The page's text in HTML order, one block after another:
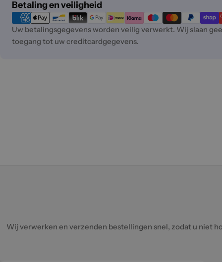
Betaling en veiligheid
Betaalmethoden
Uw betalingsgegevens worden veilig verwerkt. Wij slaan
toegang tot uw creditcardgegevens.
Wij verwerken en verzenden bestellingen snel, zodat u niet